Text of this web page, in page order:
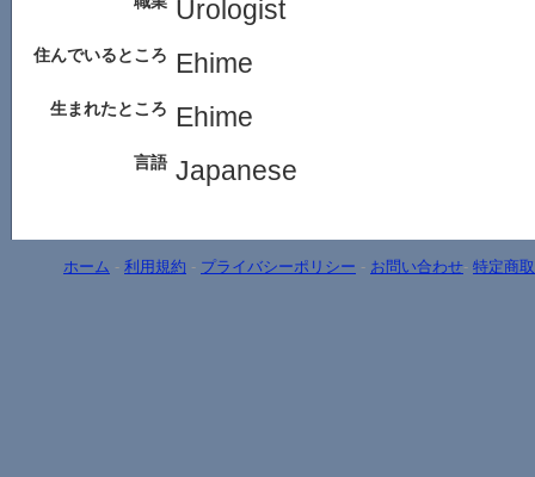
Urologist
住んでいるところ Ehime
生まれたところ Ehime
言語 Japanese
ホーム - 利用規約 - プライバシーポリシー - お問い合わせ- 特定商